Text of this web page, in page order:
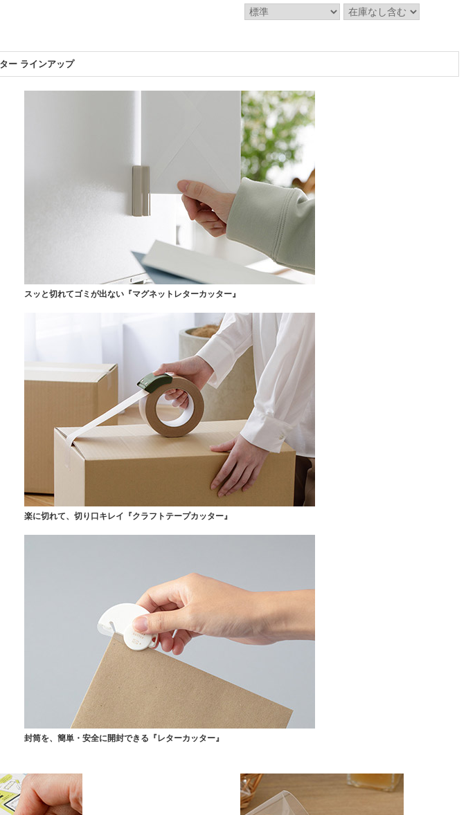
ー ラインアップ
スッと切れてゴミが出ない『マグネットレターカッター』
楽に切れて、切り口キレイ 『クラフトテープカッター』
封筒を、簡単・安全に開封できる 『レターカッター』